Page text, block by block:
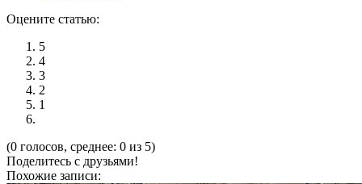
Оцените статью:
5
4
3
2
1
(0 голосов, среднее: 0 из 5)
Поделитесь с друзьями!
Похожие записи: